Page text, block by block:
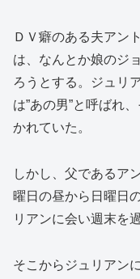
ＤＶ癖のある夫アン
は、なんとか娘のジ
ろうとする。ジュリ
は”あの男”と呼ばれ
かれていた。
しかし、父であるア
曜日の昼から日曜日
リアンに会い週末を
そこからジュリアン